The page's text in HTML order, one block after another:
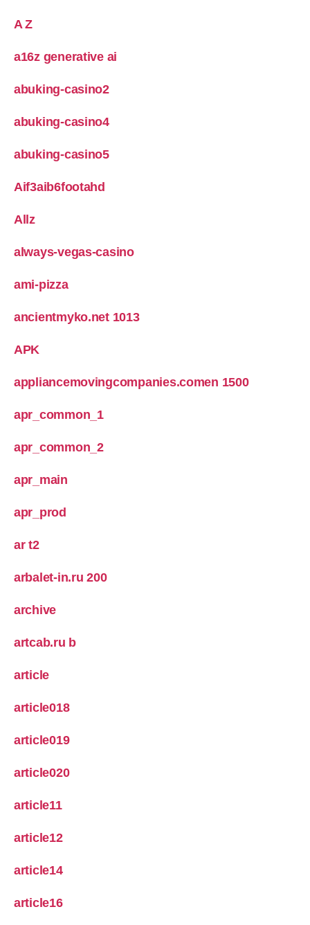
A Z
a16z generative ai
abuking-casino2
abuking-casino4
abuking-casino5
Aif3aib6footahd
Allz
always-vegas-casino
ami-pizza
ancientmyko.net 1013
APK
appliancemovingcompanies.comen 1500
apr_common_1
apr_common_2
apr_main
apr_prod
ar t2
arbalet-in.ru 200
archive
artcab.ru b
article
article018
article019
article020
article11
article12
article14
article16